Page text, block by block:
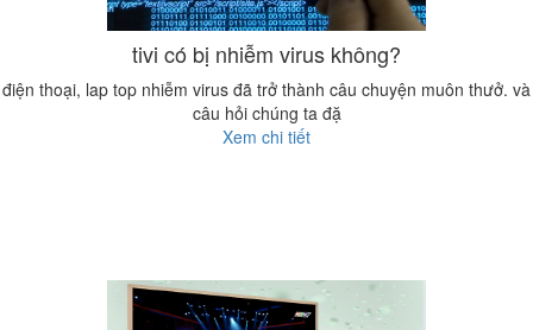
tivi có bị nhiễm virus không?
điện thoại, lap top nhiễm virus đã trở thành câu chuyện muôn thưở. và
câu hỏi chúng ta đặ
Xem chi tiết